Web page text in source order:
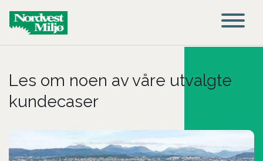
Main Navigation
Les om noen av våre utvalgte
kundecaser